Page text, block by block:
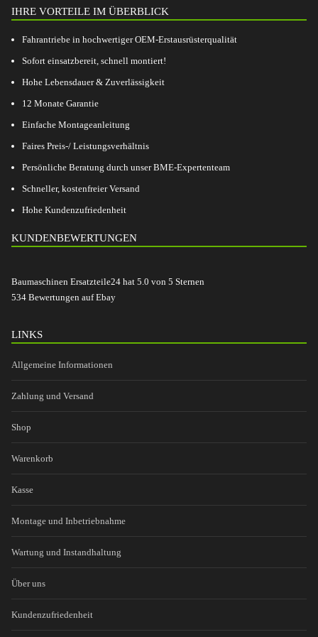
IHRE VORTEILE IM ÜBERBLICK
Fahrantriebe in hochwertiger OEM-Erstausrüsterqualität
Sofort einsatzbereit, schnell montiert!
Hohe Lebensdauer & Zuverlässigkeit
12 Monate Garantie
Einfache Montageanleitung
Faires Preis-/ Leistungsverhältnis
Persönliche Beratung durch unser BME-Expertenteam
Schneller, kostenfreier Versand
Hohe Kundenzufriedenheit
KUNDENBEWERTUNGEN
Baumaschinen Ersatzteile24 hat 5.0 von 5 Sternen
534 Bewertungen auf Ebay
LINKS
Allgemeine Informationen
Zahlung und Versand
Shop
Warenkorb
Kasse
Montage und Inbetriebnahme
Wartung und Instandhaltung
Über uns
Kundenzufriedenheit